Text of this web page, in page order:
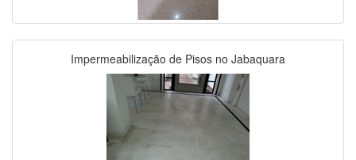
Impermeabilização de Pisos no Jabaquara